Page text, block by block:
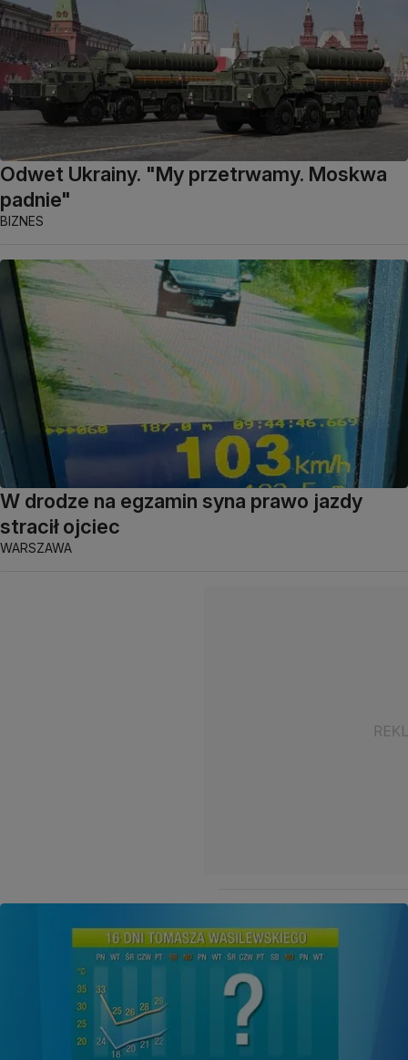
Odwet Ukrainy. "My przetrwamy. Moskwa
padnie"
BIZNES
W drodze na egzamin syna prawo jazdy
stracił ojciec
WARSZAWA